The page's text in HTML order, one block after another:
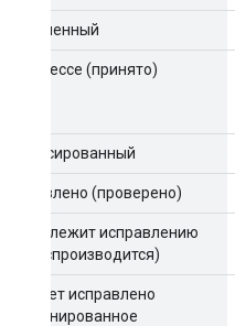
Назначенный
В процессе (принято)
Зафиксированный
Исправлено (проверено)
Не подлежит исправлению
(не воспроизводится)
Не будет исправлено
(Запланированное